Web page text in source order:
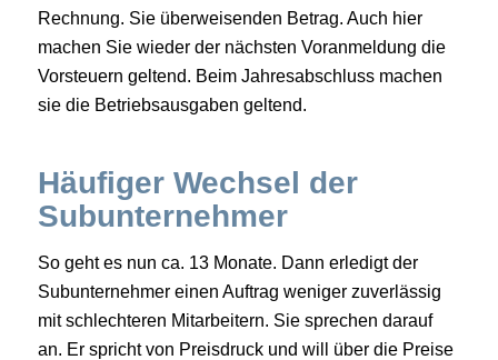
Rechnung. Sie überweisenden Betrag. Auch hier
machen Sie wieder der nächsten Voranmeldung die
Vorsteuern geltend. Beim Jahresabschluss machen
sie die Betriebsausgaben geltend.
Häufiger Wechsel der
Subunternehmer
So geht es nun ca. 13 Monate. Dann erledigt der
Subunternehmer einen Auftrag weniger zuverlässig
mit schlechteren Mitarbeitern. Sie sprechen darauf
an. Er spricht von Preisdruck und will über die Preise